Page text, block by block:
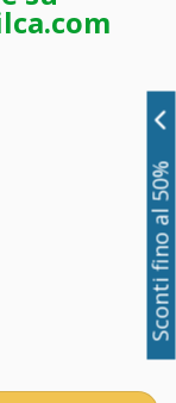
Sconti fino al 50%